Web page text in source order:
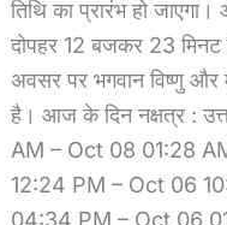
तिथि का प्रारंभ हो जाएगा।
दोपहर 12 बजकर 23
अवसर पर भगवान विष्णु और
है। आज के दिन नक्षत्र :
AM – Oct 08 01:28
12:24 PM – Oct 06
04:34 PM – Oct 06